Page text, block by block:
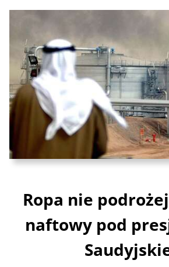
Ropa nie
naftowy pod